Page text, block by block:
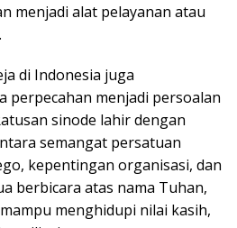
menjadi alat pelayanan atau
di Indonesia juga
perpecahan menjadi persoalan
sinode lahir dengan
semangat persatuan
kepentingan organisasi, dan
berbicara atas nama Tuhan,
menghidupi nilai kasih,